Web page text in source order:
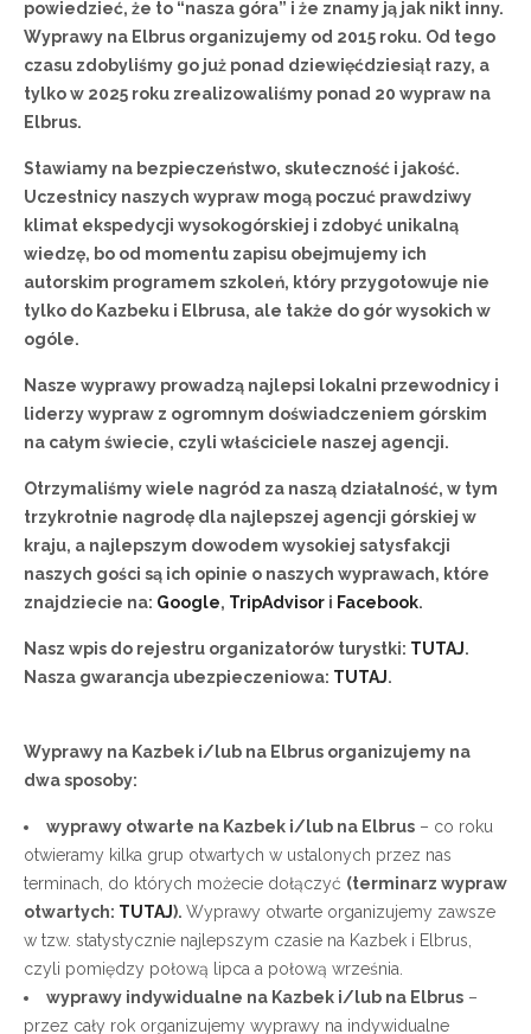
powiedzieć, że to “nasza góra” i że znamy ją jak nikt inny.
Wyprawy na Elbrus organizujemy od 2015 roku. Od tego
czasu zdobyliśmy go już ponad dziewięćdziesiąt razy, a
tylko w 2025 roku zrealizowaliśmy ponad 20 wypraw na
Elbrus.
Stawiamy na bezpieczeństwo, skuteczność i jakość.
Uczestnicy naszych wypraw mogą poczuć prawdziwy
klimat ekspedycji wysokogórskiej i zdobyć unikalną
wiedzę, bo od momentu zapisu obejmujemy ich
autorskim programem szkoleń, który przygotowuje nie
tylko do Kazbeku i Elbrusa, ale także do gór wysokich w
ogóle.
Nasze wyprawy prowadzą najlepsi lokalni przewodnicy i
liderzy wypraw z ogromnym doświadczeniem górskim
na całym świecie, czyli właściciele naszej agencji.
Otrzymaliśmy wiele nagród za naszą działalność, w tym
trzykrotnie nagrodę dla najlepszej agencji górskiej w
kraju, a najlepszym dowodem wysokiej satysfakcji
naszych gości są ich opinie o naszych wyprawach, które
znajdziecie na: Google, TripAdvisor i Facebook.
Nasz wpis do rejestru organizatorów turystki: TUTAJ.
Nasza gwarancja ubezpieczeniowa: TUTAJ.
Wyprawy na Kazbek i/lub na Elbrus organizujemy na
dwa sposoby:
wyprawy otwarte na Kazbek i/lub na Elbrus – co roku
otwieramy kilka grup otwartych w ustalonych przez nas
terminach, do których możecie dołączyć (terminarz wypraw
otwartych: TUTAJ). Wyprawy otwarte organizujemy zawsze
w tzw. statystycznie najlepszym czasie na Kazbek i Elbrus,
czyli pomiędzy połową lipca a połową września.
wyprawy indywidualne na Kazbek i/lub na Elbrus –
przez cały rok organizujemy wyprawy na indywidualne